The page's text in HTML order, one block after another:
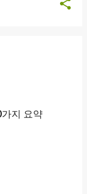
지 요약